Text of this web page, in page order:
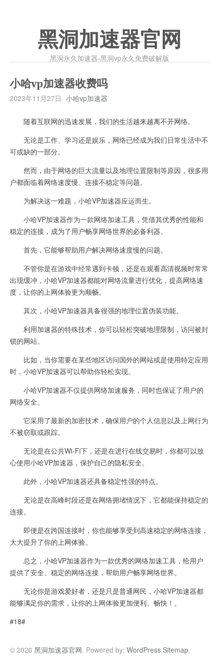
黑洞加速器官网
黑洞永久加速器-黑洞vp永久免费破解版
小哈vp加速器收费吗
2023年11月27日 小哈vp加速器
随着互联网的迅速发展，我们的生活越来越离不开网络。
无论是工作、学习还是娱乐，网络已经成为我们日常生活中不
可或缺的一部分。
然而，由于网络的巨大流量以及地理位置限制等原因，很多用
户都面临着网络速度慢、连接不稳定等问题。
为解决这一难题，小哈VP加速器应运而生。
小哈VP加速器作为一款网络加速工具，凭借其优秀的性能和
稳定的连接，成为了用户畅享网络世界的必备利器。
首先，它能够帮助用户解决网络速度慢的问题。
不管你是在游戏中经常遇到卡顿，还是在观看高清视频时常常
出现缓冲，小哈VP加速器都能对网络流量进行优化，提高网络速
度，让你的上网体验更为顺畅。
其次，小哈VP加速器具备很强的地理位置伪装功能。
利用加速器的特殊技术，你可以轻松突破地理限制，访问被封
锁的网站。
比如，当你需要在某些地区访问国外的网站或是使用特定应用
时，小哈VP加速器可以帮助你轻松实现。
小哈VP加速器不仅提供网络加速服务，同时也保证了用户的
网络安全。
它采用了最新的加密技术，确保用户的个人信息以及上网行为
不被窃取或跟踪。
无论是在公共Wi-Fi下，还是在进行在线交易时，你都可以放
心使用小哈VP加速器，保护自己的隐私安全。
此外，小哈VP加速器还具备稳定性强的特点。
无论是在高峰时段还是在网络拥堵情况下，它都能保持稳定的
连接。
即便是在跨国连接时，你也能够享受到高速稳定的网络连接，
大大提升了你的上网体验。
总之，小哈VP加速器作为一款优秀的网络加速工具，给用户
提供了安全、稳定的网络连接，帮助用户畅享网络世界。
无论你是游戏爱好者，还是只是普通网民，小哈VP加速器都
能够满足你的需求，让你的上网体验更加便利、畅快！。
#18#
© 2026 黑洞加速器官网. Powered by: WordPress.Sitemap.